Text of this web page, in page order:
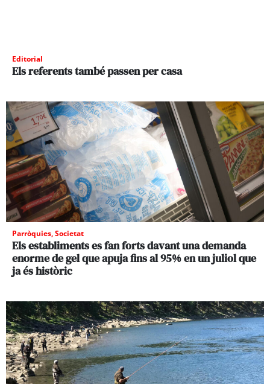
Editorial
Els referents també passen per casa
Parròquies,Societat
Els establiments es fan forts davant una demanda
enorme de gel que apuja fins al 95% en un juliol que
ja és històric